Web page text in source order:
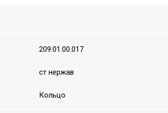
209.01.00.017
ст нержав
Кольцо